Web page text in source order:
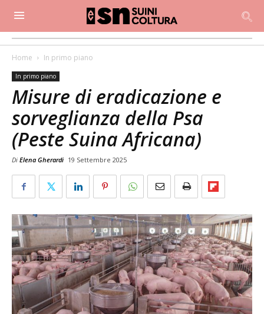
Home In primo piano
In primo piano
Misure di eradicazione e
sorveglianza della Psa
(Peste Suina Africana)
Di Elena Gherardi 19 Settembre 2025